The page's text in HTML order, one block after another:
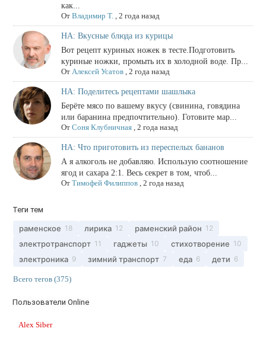
как...
От Владимир Т. 2 года назад
НА: Вкусные блюда из курицы
Вот рецепт куриных ножек в тесте.Подготовить
куриные ножки, промыть их в холодной воде. Пр...
От Алексей Усатов, 2 года назад
НА: Поделитесь рецептами шашлыка
Берёте мясо по вашему вкусу (свинина, говядина
или баранина предпочтительно). Готовите мар...
От Соня Клубничная, 2 года назад
НА: Что приготовить из переспелых бананов
А я алкоголь не добавляю. Использую соотношение
ягод и сахара 2:1. Весь секрет в том, чтоб...
От Тимофей Филиппов, 2 года назад
Теги тем
раменское 18 лирика 12 раменский район 12
электротранспорт 11 гаджеты 10 стихотворение 10
электроника 9 зимний транспорт 7 еда 6 дети 6
Всего тегов (375)
Пользователи Online
Alex Siber